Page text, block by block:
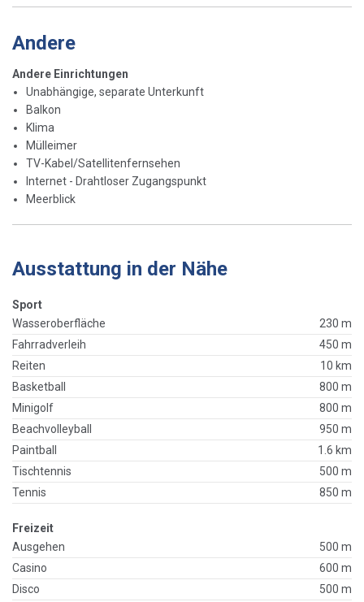
Andere
Andere Einrichtungen
Unabhängige, separate Unterkunft
Balkon
Klima
Mülleimer
TV-Kabel/Satellitenfernsehen
Internet - Drahtloser Zugangspunkt
Meerblick
Ausstattung in der Nähe
Sport
Wasseroberfläche
230 m
Fahrradverleih
450 m
Reiten
10 km
Basketball
800 m
Minigolf
800 m
Beachvolleyball
950 m
Paintball
1.6 km
Tischtennis
500 m
Tennis
850 m
Freizeit
Ausgehen
500 m
Casino
600 m
Disco
500 m